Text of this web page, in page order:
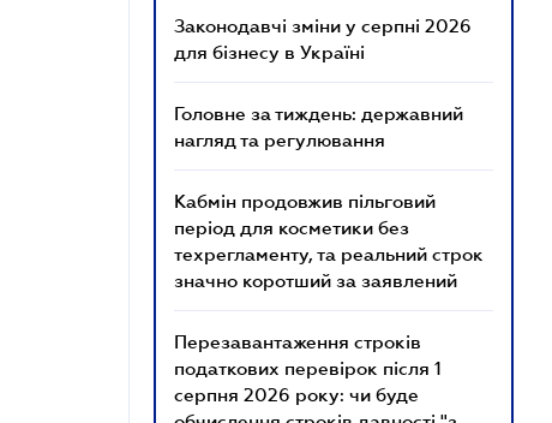
Законодавчі зміни у серпні 2026
для бізнесу в Україні
Головне за тиждень: державний
нагляд та регулювання
Кабмін продовжив пільговий
період для косметики без
техрегламенту, та реальний строк
значно коротший за заявлений
Перезавантаження строків
податкових перевірок після 1
серпня 2026 року: чи буде